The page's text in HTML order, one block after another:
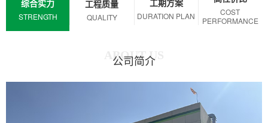
综合实力
STRENGTH
工程质量
QUALITY
工期方案
DURATION PLAN
COST
PERFORMANCE
ABOUT US
公司简介